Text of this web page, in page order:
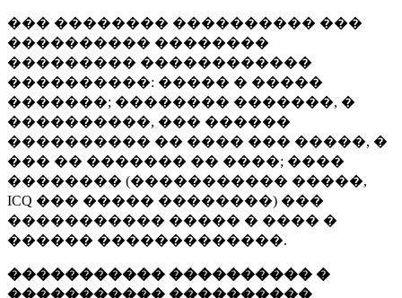
��� �������� ���������� ���
���������� ��������
��������� ������������
����������: ����� � �����
�������; �������� �������, �
����������, ��� ������
���������� �� ���� ��� �����, �
��� �� ������� �� ����; ����
�������� (����������� �����,
ICQ ��� ����� ��������) ���
����������� ����� � ���� �
������ �������������.
����������� ���������� �
����������� ����������